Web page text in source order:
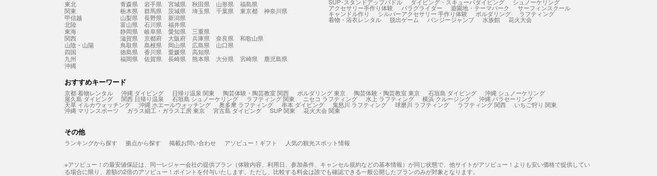
東北
青森県 岩手県 宮城県 秋田県 山形県
福島県
関東
栃木県 群馬県 茨城県 埼玉県 千葉県 東京都
神奈川県
甲信越
山梨県 長野県
新潟県
北陸
富山県 石川県
福井県
東海
静岡県 岐阜県 愛知県
三重県
関西
滋賀県 京都府 大阪府 兵庫県 奈良県
和歌山県
山陰・山陽
鳥取県 島根県 岡山県 広島県
山口県
四国
徳島県 香川県 愛媛県
高知県
九州
福岡県 佐賀県 長崎県 熊本県 大分県 宮崎県
鹿児島県
沖縄
SUP･スタンドアップパドル ダイビング・スキューバダイビング シュノーケリング
アクセサリー手作り体験 パラグライダー 遊園地・テーマパーク サーフィンスクール
キャンドル作り シルバーアクセサリー 手作り体験 ボルダリング ラフティング
着物・浴衣レンタル 脱出ゲーム バンジージャンプ 水族館 花火大会
おすすめキーワード
京都 着物レンタル 沖縄 ダイビング 日帰り温泉 関東 陶芸体験・陶芸教室 関西 ボルダリング 東京 陶芸体験・陶芸教室 東京 石垣島 ダイビング 沖縄 シュノーケリング
屋久島 ダイビング 関西 日帰り温泉 石垣島 シュノーケリング ラフティング 関東 ニセコ ラフティング 水上 ラフティング 横浜 クルージング 沖縄 パラセーリング
天草 イルカウォッチング 沖縄 ホエールウォッチング 奥多摩 ラフティング 串本 ダイビング 鬼怒川 ラフティング 球磨川 ラフティング ラフティング 関西 いちご狩り 関東
沖縄 マリンスポーツ ガラス細工・ガラス工房 東京 宮古島 ダイビング SUP 関東 花火大会 関東
その他
ランキングから探す 拠点から探す 掲載お問い合わせ アソビュー！ギフト 人気の観光スポット情報
※アソビュー！の最安値保証は、同一レジャー会社の提供プラン（体験内容、利用日、参加条件、キャンセル規約などの基本情報）が同じ状態で、他サイトがアソビュー！よりも安い価格で提供してい
る場合に限り、差額の2倍のアソビュー！ポイントを付与いたします。ただし、比較する料金は誰でも確認できる一般公開したプランのみが対象となります。